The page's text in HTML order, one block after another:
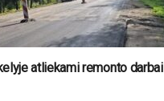
atliekami remonto darbai